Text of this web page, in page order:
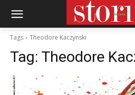
Tags Theodore Kaczynski
Tag: Theodore